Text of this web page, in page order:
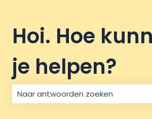
Hoi. Hoe
je helpen?